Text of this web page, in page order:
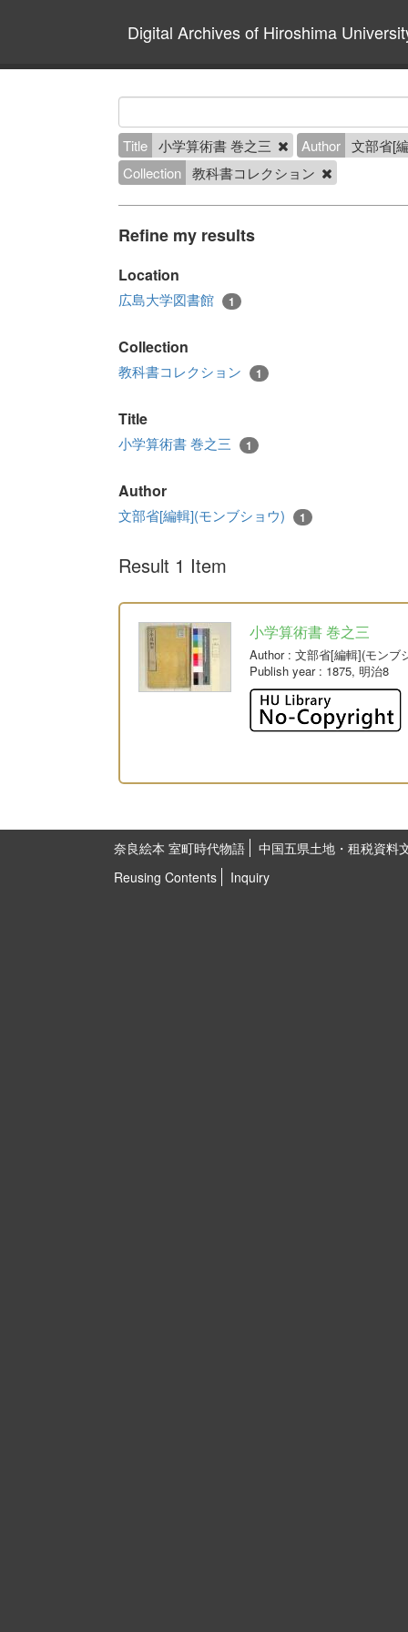
Digital Archives of Hiroshima
Title 小学算術書 巻之三 Author 文部省[
Collection 教科書コレクション
Refine my results
Location
広島大学図書館 1
Collection
教科書コレクション 1
Title
小学算術書 巻之三 1
Author
文部省[編輯](モンブショウ) 1
Result 1 Item
小学算術書 巻之三
Author: 文部省[編輯](モンブ
Publish year: 1875, 明治8
奈良絵本 室町時代物語
中国五県土地・租税資料
Reusing Contents
Inquiry